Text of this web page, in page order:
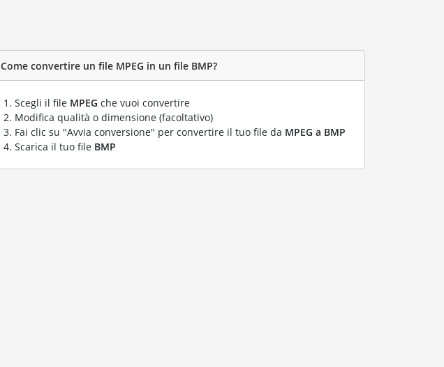
Come convertire un file MPEG in un file BMP?
Scegli il file MPEG che vuoi convertire
Modifica qualità o dimensione (facoltativo)
Fai clic su "Avvia conversione" per convertire il tuo file da MPEG a BMP
Scarica il tuo file BMP